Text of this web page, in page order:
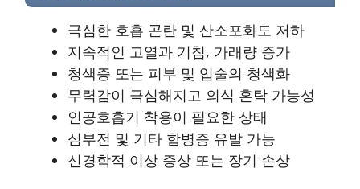
극심한 호흡 곤란 및 산소포화도 저하
지속적인 고열과 기침, 가래량 증가
청색증 또는 피부 및 입술의 청색화
무력감이 극심해지고 의식 혼탁 가능성
인공호흡기 착용이 필요한 상태
심부전 및 기타 합병증 유발 가능
신경학적 이상 증상 또는 장기 손상